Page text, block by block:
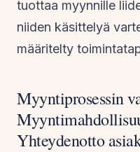
tuottaa myynnille
niiden käsittelyä
määritelty
Myyntiprosessin
Yhteydenotto